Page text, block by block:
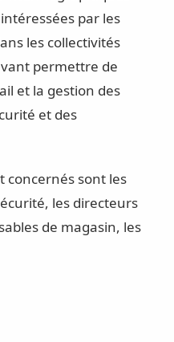
par les
les collectivités
permettre de
et la gestion des
et des
concernés sont les
les directeurs
de magasin, les